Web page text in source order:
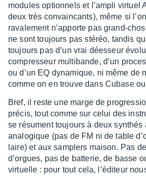
modules option­nels et l’am­pli virtuel
deux très convain­cants), même si
rava­le­ment n’ap­porte pas grand-
ne sont toujours pas stéréo, tandis
toujours pas d’un vrai dées­seur
compres­seur multi­bande, d’un
ou d’un EQ dyna­mique, ni même de
comme on en trouve dans Cubase
Bref, il reste une marge de
précis, tout comme sur celui des
se résument toujours à deux synthés
analo­gique (pas de FM ni de table
laire) et aux samplers maison. Pas
d’orgues, pas de batte­rie, de basse
virtuelle : pour tout cela, l’édi­teur